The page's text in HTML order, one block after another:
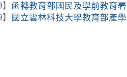
函轉教育部國民及學前教育
國立雲林科技大學教育部產